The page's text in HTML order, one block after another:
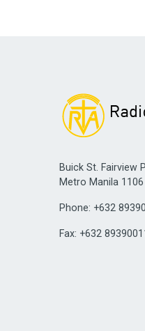
Buick St. Fairview
Metro Manila
Phone: +632
Fax: +632